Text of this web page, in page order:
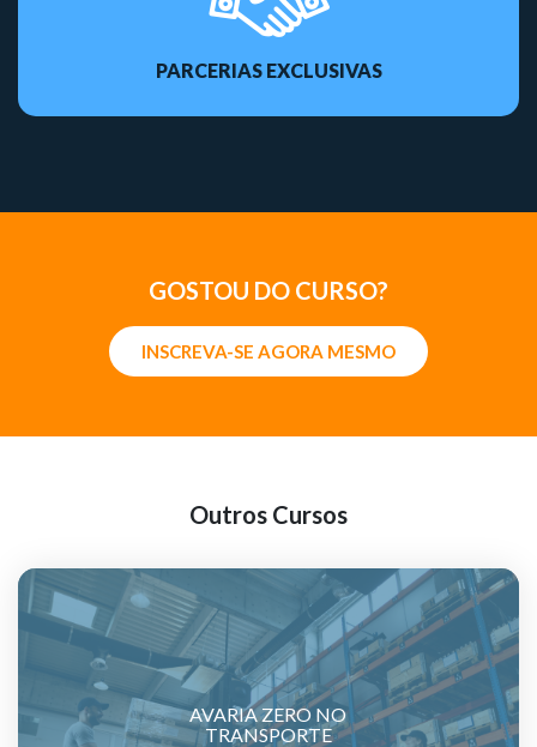
PARCERIAS EXCLUSIVAS
GOSTOU DO CURSO?
INSCREVA-SE AGORA MESMO
Outros Cursos
AVARIA ZERO NO
TRANSPORTE